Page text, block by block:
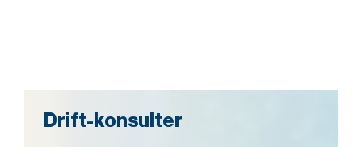
Drift-konsulter